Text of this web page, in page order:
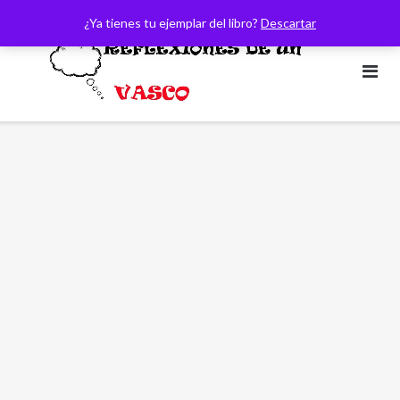
¿Ya tienes tu ejemplar del libro? Descartar
contenido